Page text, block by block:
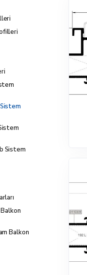
Sistem
Balkon
Balkon